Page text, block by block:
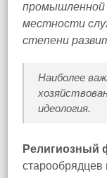
промышленной
местности
степени
Наиболее
идеология.
Религиозный